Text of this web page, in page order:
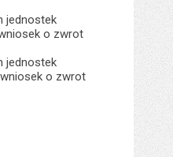
jednostek
o zwrot
jednostek
o zwrot